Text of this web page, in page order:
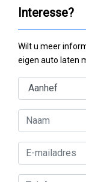
Interesse?
Wilt u meer
eigen auto laten